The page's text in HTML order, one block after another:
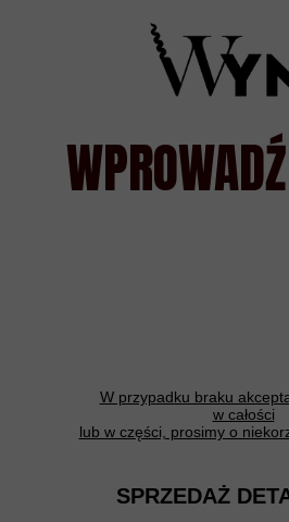
W przypadku braku
w całości
lub w części, prosimy o
SPRZEDAŻ